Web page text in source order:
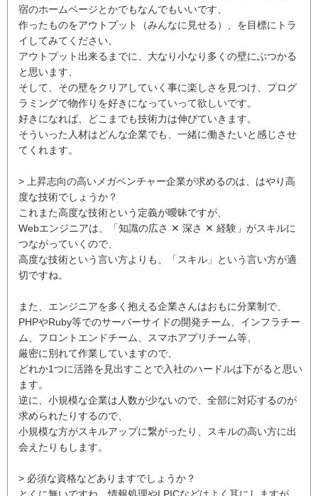
宿のホームページとかでもなんでもいいです、
作ったものをアウトプット（みんなに見せる）、を目標にトラ
イしてみてください、
アウトプット出来るまでに、大なり小なり多くの壁にぶつかる
と思います、
そして、その壁をクリアしていく事に楽しさを見つけ、プログ
ラミングで物作りを好きになっていって欲しいです。
好きになれば、どこまでも技術力は伸びていきます。
そういった人材はどんな企業でも、一緒に働きたいと感じさせ
てくれます。
> 上昇志向の高いメガベンチャー企業が求めるのは、はやり高
度な技術でしょうか？
これまた高度な技術という定義が曖昧ですが、
Webエンジニアは、「知識の広さ ✕ 深さ ✕ 経験」がスキルに
つながっていくので、
高度な技術という言い方よりも、「スキル」という言い方が適
切ですね。
また、エンジニアを多く抱える企業さんはおもに分業制で、
PHPやRuby等でのサーバーサイドの開発チーム、インフラチー
ム、フロントエンドチーム、スマホアプリチーム等、
厳密に別れて作業していますので、
どれか1つに活路を見出すことで入社のハードルは下がると思い
ます。
逆に、小規模な企業は人数が少ないので、全部に対応するのが
求められたりするので、
小規模な方がスキルアップに繋がったり、スキルの高い方に出
会えたりもします。
> 必須な資格などありますでしょうか？
とくに無いですね、情報処理やLPICなどはよく耳にしますが、